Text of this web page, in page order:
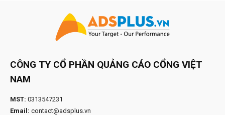
CÔNG TY CỔ PHẦN QUẢNG CÁO CỔNG VIỆT
NAM
MST: 0313547231
Email: contact@adsplus.vn